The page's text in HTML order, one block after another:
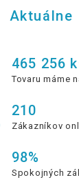
Aktuálne
465 256
Tovaru máme
210
Zákazníkov
98%
Spokojných